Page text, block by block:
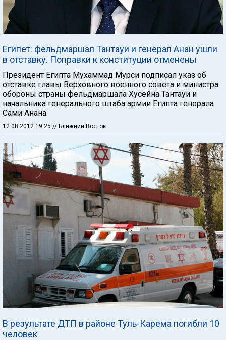
Египет: фельдмаршал Тантауи и генерал Анан ушли
в отставку. Поправки к конституции отменены
Президент Египта Мухаммад Мурси подписал указ об
отставке главы Верховного военного совета и министра
обороны страны фельдмаршала Хусейна Тантауи и
начальника генерального штаба армии Египта генерала
Сами Анана.
12.08.2012 19:25 // Ближний Восток
В результате ДТП в районе Туль-Карема погибли 10
человек